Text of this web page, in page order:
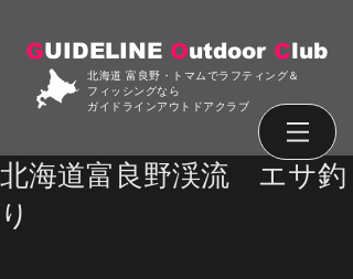
GUIDELINE Outdoor Club
北海道 富良野・トマムでラフティング＆
フィッシングなら
ガイドラインアウトドアクラブ
北海道富良野渓流 エサ釣
り